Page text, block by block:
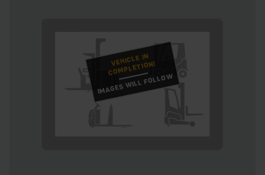
VEHICLE IN
COMPLETION!
IMAGES WILL FOLLOW